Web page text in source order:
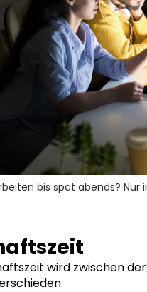
bis spät abends?
wird zwischen